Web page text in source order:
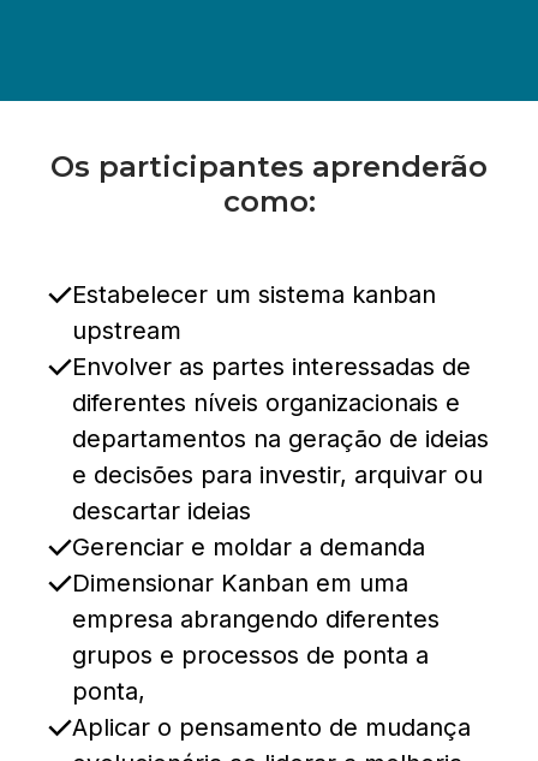
Os participantes aprenderão
como:
Estabelecer um sistema kanban
upstream
Envolver as partes interessadas de
diferentes níveis organizacionais e
departamentos na geração de ideias
e decisões para investir, arquivar ou
descartar ideias
Gerenciar e moldar a demanda
Dimensionar Kanban em uma
empresa abrangendo diferentes
grupos e processos de ponta a
ponta,
Aplicar o pensamento de mudança